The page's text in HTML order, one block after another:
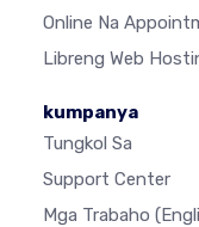
Online Na
Libreng Web
kumpanya
Tungkol Sa
Support Center
Mga Trabaho